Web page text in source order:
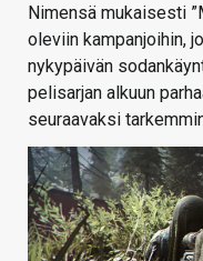
Nimensä mukaisesti
oleviin kampanjoihin,
nykypäivän
pelisarjan alkuun
seuraavaksi